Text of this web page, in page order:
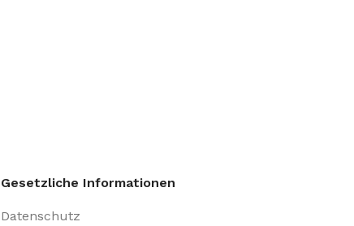
Gesetzliche Informationen
Datenschutz